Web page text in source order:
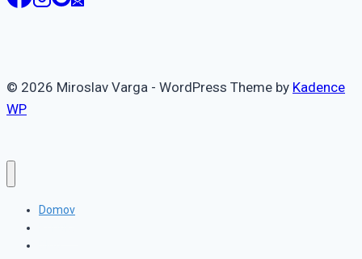
© 2026 Miroslav Varga - WordPress Theme by Kadence
WP
Domov